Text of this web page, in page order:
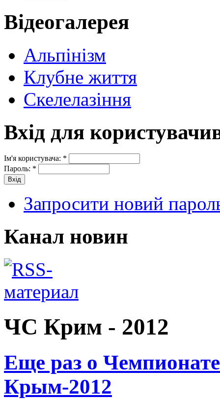
Відеогалерея
Альпінізм
Клубне життя
Скелелазіння
Вхід для
Ім'я користувача: *
Пароль: *
Запросити новий
Канал новин
ЧС Крим - 2012
Еще раз о
Крым-2012